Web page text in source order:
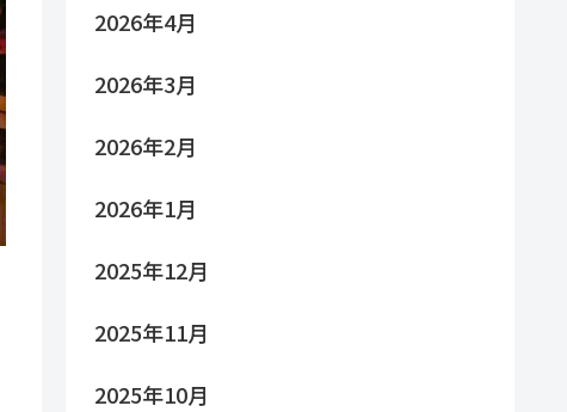
2026年4月
2026年3月
2026年2月
2026年1月
2025年12月
2025年11月
2025年10月